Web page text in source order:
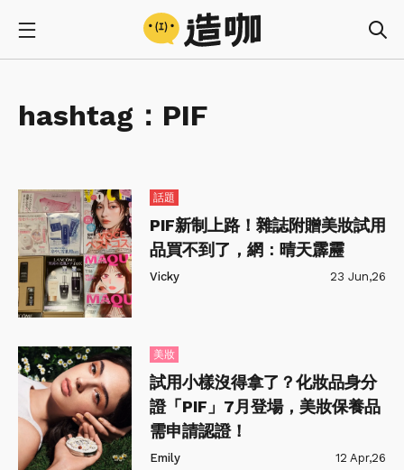
hashtag： PIF
話題
PIF新制上路！雜誌附贈美妝試用
品買不到了，網：晴天霹靂
Vicky 23 Jun,26
美妝
試用小樣沒得拿了？化妝品身分
證「PIF」7月登場，美妝保養品
需申請認證！
Emily 12 Apr,26